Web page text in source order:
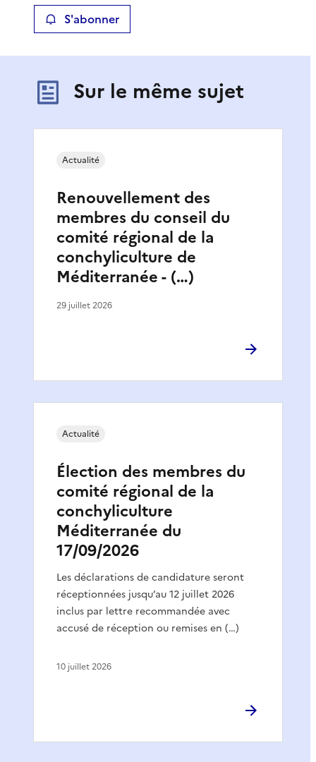
S'abonner
Sur le même sujet
Renouvellement des
membres du conseil du
comité régional de la
conchyliculture de
Méditerranée - (…)
Actualité
29 juillet 2026
Élection des membres du
comité régional de la
conchyliculture
Méditerranée du
17/09/2026
Les déclarations de candidature seront
réceptionnées jusqu’au 12 juillet 2026
inclus par lettre recommandée avec
accusé de réception ou remises en (…)
Actualité
10 juillet 2026